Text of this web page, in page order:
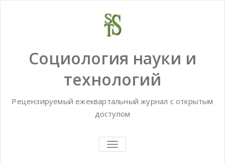
Социология науки и
технологий
Рецензируемый ежеквартальный журнал с открытым
доступом
TOGGLE
NAVIGATION